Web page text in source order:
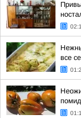
все